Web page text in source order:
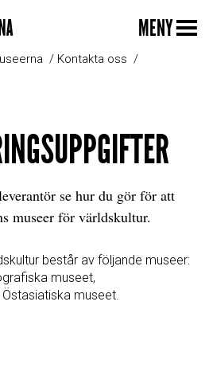
MENY
Kontakta oss
se hur du gör för att
museer för världskultur.
består av följande museer:
museet,
museet.